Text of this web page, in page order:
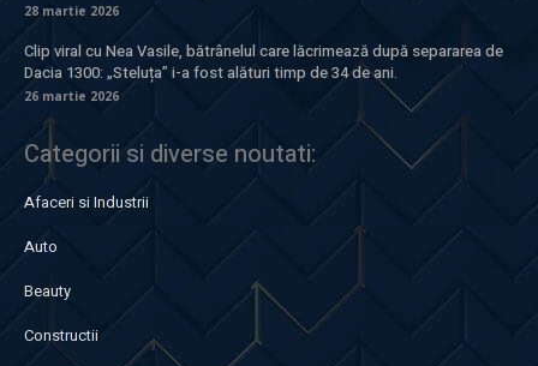
28 martie 2026
Clip viral cu Nea Vasile, bătrânelul care lăcrimează după separarea de
Dacia 1300: „Steluța” i-a fost alături timp de 34 de ani.
26 martie 2026
Categorii si diverse noutati:
Afaceri si Industrii
Auto
Beauty
Constructii